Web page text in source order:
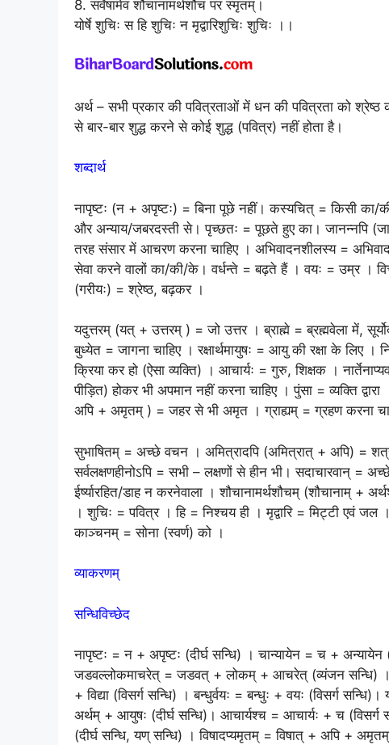
8. सर्वेषामेव शौचानामर्थशौचं परं स्मृतम्।
योर्षे शुचिः स हि शुचिः न मृद्वारिशुचिः शुचिः ।।
अर्थ – सभी प्रकार की पवित्रताओं में धन की पवित्रता को श्रेष्ठ
से बार-बार शुद्ध करने से कोई शुद्ध (पवित्र) नहीं होता है।
शब्दार्थ
नापृष्टः (न + अपृष्टः) = बिना पूछे नहीं। कस्यचित् = किसी
और अन्याय/जबरदस्ती से। पृच्छतः = पूछते हुए का। जानन्नपि
तरह संसार में आचरण करना चाहिए । अभिवादनशीलस्य =
सेवा करने वालों का/की/के। वर्धन्ते = बढ़ते हैं । वयः = उम्र ।
(गरीयः) = श्रेष्ठ, बढ़कर ।
यदुत्तरम् (यत् + उत्तरम् ) = जो उत्तर । ब्राह्मे = ब्रह्मवेला में,
बुध्येत = जागना चाहिए । रक्षार्थमायुषः = आयु की रक्षा के लिए
क्रिया कर हो (ऐसा व्यक्ति) । आचार्यः = गुरु, शिक्षक ।
पीड़ित) होकर भी अपमान नहीं करना चाहिए । पुंसा = व्यक्ति
अपि + अमृतम् ) = जहर से भी अमृत । ग्राह्यम् = ग्रहण करना
सुभाषितम् = अच्छे वचन । अमित्रादपि (अमित्रात् + अपि) =
सर्वलक्षणहीनोऽपि = सभी – लक्षणों से हीन भी।
ईर्ष्यारहित/डाह न करनेवाला । शौचानामर्थशौचम् (शौचानाम्
। शुचिः = पवित्र । हि = निश्चय ही । मृद्वारि = मिट्टी एवं
काञ्चनम् = सोना (स्वर्ण) को ।
व्याकरणम्
सन्धिविच्छेद
नापृष्टः = न + अपृष्टः (दीर्घ सन्धि) । चान्यायेन = च +
जडवल्लोकमाचरेत् = जडवत् + लोकम् + आचरेत् (व्यंजन सन्धि) ।
+ विद्या (विसर्ग सन्धि) । बन्धुर्वयः = बन्धुः + वयः (विसर्ग
अर्थम् + आयुषः (दीर्घ सन्धि)। आचार्यश्च = आचार्यः + च (विसर्ग
(दीर्घ सन्धि, यण् सन्धि) । विषादप्यमृतम् = विषात् + अपि +